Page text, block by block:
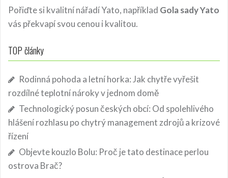
Pořiďte si kvalitní nářadí Yato, například Gola sady Yato
vás překvapí svou cenou i kvalitou.
TOP články
Rodinná pohoda a letní horka: Jak chytře vyřešit
rozdílné teplotní nároky v jednom domě
Technologický posun českých obcí: Od spolehlivého
hlášení rozhlasu po chytrý management zdrojů a krizové
řízení
Objevte kouzlo Bolu: Proč je tato destinace perlou
ostrova Brač?